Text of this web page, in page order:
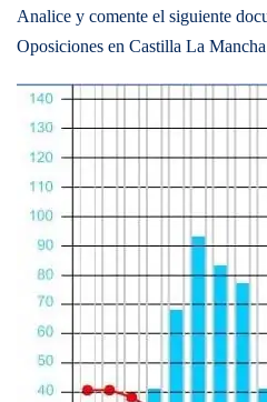
Analice y comente el siguiente
Oposiciones en Castilla La